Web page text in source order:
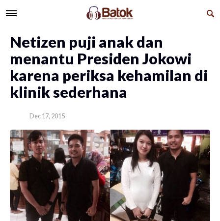
Netizen puji anak dan
menantu Presiden Jokowi
karena periksa kehamilan di
klinik sederhana
Dec 17, 2015